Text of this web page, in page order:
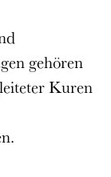
gehören
Kuren